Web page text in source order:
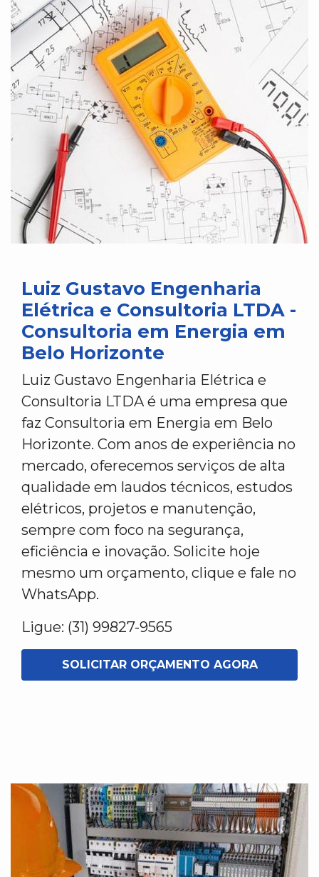
Luiz Gustavo Engenharia
Elétrica e Consultoria LTDA -
Consultoria em Energia em
Belo Horizonte
Luiz Gustavo Engenharia Elétrica e
Consultoria LTDA é uma empresa que
faz Consultoria em Energia em Belo
Horizonte. Com anos de experiência no
mercado, oferecemos serviços de alta
qualidade em laudos técnicos, estudos
elétricos, projetos e manutenção,
sempre com foco na segurança,
eficiência e inovação. Solicite hoje
mesmo um orçamento, clique e fale no
WhatsApp.
Ligue: (31) 99827-9565
SOLICITAR ORÇAMENTO AGORA